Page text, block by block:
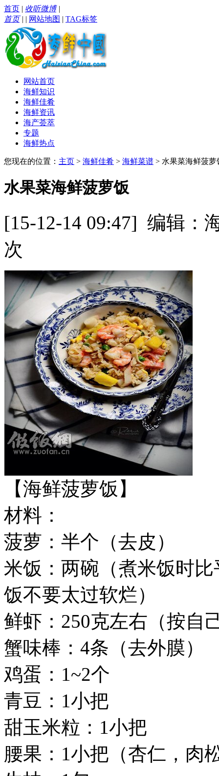
首页 | 收听微博|
首页| | 网站地图 | TAG标签
网站首页
海鲜知识
海鲜佳肴
海鲜资讯
海产荟萃
专题
海鲜热点
您现在的位置： 主页 > 海鲜佳肴 > 海鲜菜谱 > 水果菜海鲜菠萝
水果菜海鲜菠萝饭
[15-12-14 09:47] 编辑：
次
【海鲜菠萝饭】
材料：
菠萝：半个（去皮）
米饭：两碗（煮米饭时
饭不要太过软烂）
鲜虾：250克左右（按自
蟹味棒：4条（去外膜）
鸡蛋：1~2个
青豆：1小把
甜玉米粒：1小把
腰果：1小把（杏仁，肉